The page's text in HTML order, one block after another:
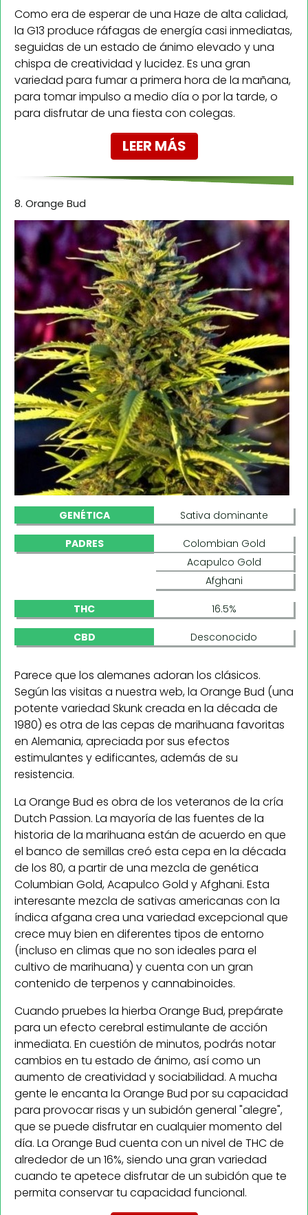
Como era de esperar de una Haze de alta calidad,
la G13 produce ráfagas de energía casi inmediatas,
seguidas de un estado de ánimo elevado y una
chispa de creatividad y lucidez. Es una gran
variedad para fumar a primera hora de la mañana,
para tomar impulso a medio día o por la tarde, o
para disfrutar de una fiesta con colegas.
LEER MÁS
8. Orange Bud
GENÉTICA Sativa dominante
PADRES
Colombian Gold
Acapulco Gold
Afghani
THC 16.5%
CBD Desconocido
Parece que los alemanes adoran los clásicos.
Según las visitas a nuestra web, la Orange Bud (una
potente variedad Skunk creada en la década de
1980) es otra de las cepas de marihuana favoritas
en Alemania, apreciada por sus efectos
estimulantes y edificantes, además de su
resistencia.
La Orange Bud es obra de los veteranos de la cría
Dutch Passion. La mayoría de las fuentes de la
historia de la marihuana están de acuerdo en que
el banco de semillas creó esta cepa en la década
de los 80, a partir de una mezcla de genética
Columbian Gold, Acapulco Gold y Afghani. Esta
interesante mezcla de sativas americanas con la
índica afgana crea una variedad excepcional que
crece muy bien en diferentes tipos de entorno
(incluso en climas que no son ideales para el
cultivo de marihuana) y cuenta con un gran
contenido de terpenos y cannabinoides.
Cuando pruebes la hierba Orange Bud, prepárate
para un efecto cerebral estimulante de acción
inmediata. En cuestión de minutos, podrás notar
cambios en tu estado de ánimo, así como un
aumento de creatividad y sociabilidad. A mucha
gente le encanta la Orange Bud por su capacidad
para provocar risas y un subidón general "alegre",
que se puede disfrutar en cualquier momento del
día. La Orange Bud cuenta con un nivel de THC de
alrededor de un 16%, siendo una gran variedad
cuando te apetece disfrutar de un subidón que te
permita conservar tu capacidad funcional.